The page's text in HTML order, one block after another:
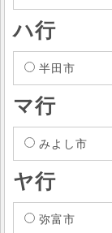
ハ行
半田市
マ行
みよし市
ヤ行
弥富市